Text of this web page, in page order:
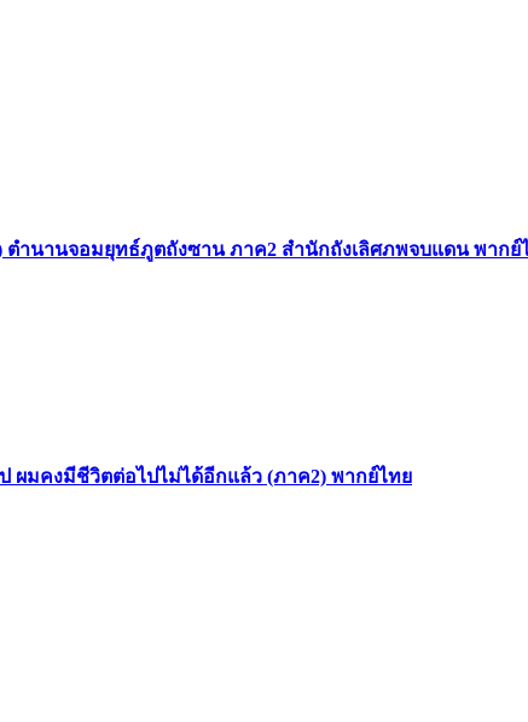
ตำนานจอมยุทธ์ภูตถังซาน ภาค2 สำนักถังเลิศภพจบแดน พากย์
ป ผมคงมีชีวิตต่อไปไม่ได้อีกแล้ว (ภาค2) พากย์ไทย